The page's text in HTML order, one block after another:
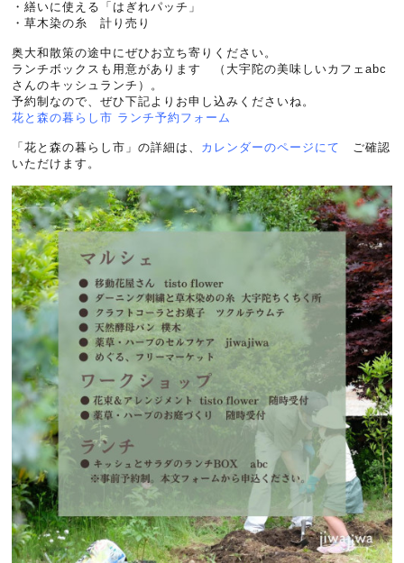
・繕いに使える「はぎれパッチ」
・草木染の糸 計り売り
奥大和散策の途中にぜひお立ち寄りください。
ランチボックスも用意があります （大宇陀の美味しいカフェabc
さんのキッシュランチ）。
予約制なので、ぜひ下記よりお申し込みくださいね。
花と森の暮らし市 ランチ予約フォーム
「花と森の暮らし市」の詳細は、 カレンダーのページにて
ご確認
いただけます。